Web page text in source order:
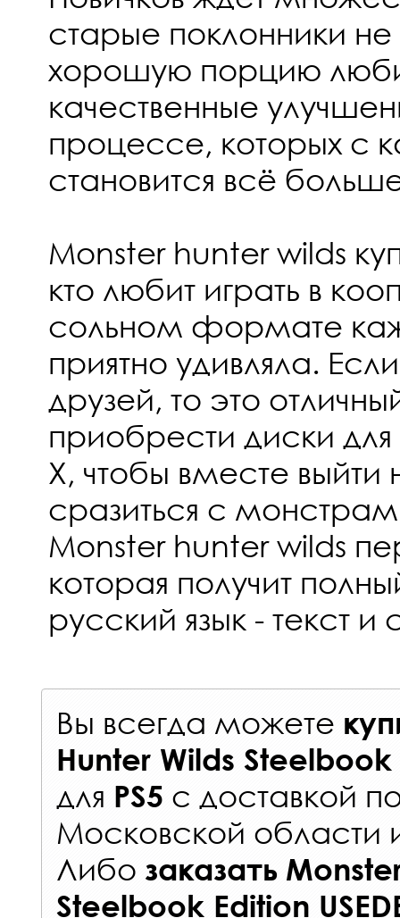
старые поклонники не
хорошую порцию
качественные
процессе, которых с
становится всё
Monster hunter wilds
кто любит играть в
сольном формате
приятно удивляла.
друзей, то это
приобрести диски для
X, чтобы вместе выйти
сразиться с
Monster hunter wilds
которая получит
русский язык - текст и
Вы всегда можете
Hunter Wilds Steelbook
для PS5 с доставкой
Московской области
Либо заказать
Steelbook Edition